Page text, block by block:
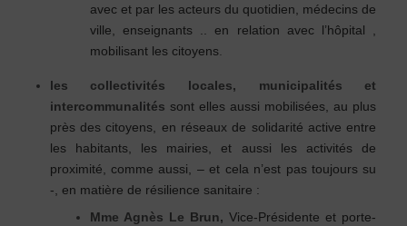
avec et par les acteurs du quotidien, médecins de
ville, enseignants .. en relation avec l’hôpital ,
mobilisant les citoyens
les collectivités locales, municipalités et
intercommunalités sont elles aussi mobilisées, au plus
près des citoyens, en réseaux de solidarité active entre
les habitants, les mairies, et aussi les activités de
proximité, comme aussi, – et cela n’est pas toujours su
-, en matière de résilience sanitaire :
Mme Agnès Le Brun, Vice-Présidente et porte-